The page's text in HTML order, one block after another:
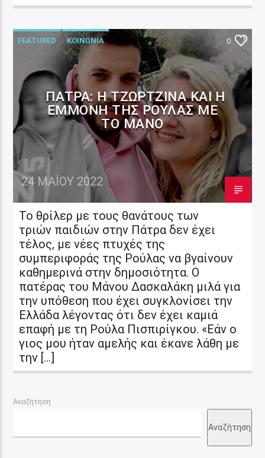
FEATURED ΚΟΙΝΩΝΙΑ 0
ΠΆΤΡΑ: Η ΤΖΩΡΤΖΊΝΑ ΚΑΙ Η
ΕΜΜΟΝΉ ΤΗΣ ΡΟΎΛΑΣ ΜΕ
ΤΟ ΜΆΝΟ
24 ΜΑΪ́ΟΥ 2022
Το θρίλερ με τους θανάτους των
τριών παιδιών στην Πάτρα δεν έχει
τέλος, με νέες πτυχές της
συμπεριφοράς της Ρούλας να βγαίνουν
καθημερινά στην δημοσιότητα. Ο
πατέρας του Μάνου Δασκαλάκη μιλά για
την υπόθεση που έχει συγκλονίσει την
Ελλάδα λέγοντας ότι δεν έχει καμιά
επαφή με τη Ρούλα Πισπιρίγκου. «Εάν ο
γιος μου ήταν αμελής και έκανε λάθη με
την […]
Αναζήτηση
Αναζήτηση